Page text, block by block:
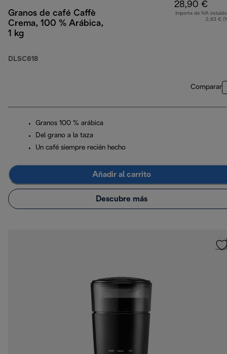
Granos de café Caffè
Crema, 100 % Arábica,
1 kg
DLSC618
28,90 €
Importe de IVA
2,63 €
Comparar
Granos 100 % arábica
Del grano a la taza
Un café siempre recién hecho
Añadir al carrito
Descubre más